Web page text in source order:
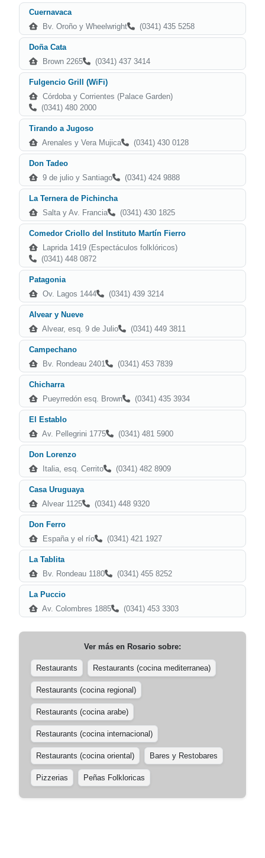
Cuernavaca
Bv. Oroño y Wheelwright
(0341) 435 5258
Doña Cata
Brown 2265
(0341) 437 3414
Fulgencio Grill (WiFi)
Córdoba y Corrientes (Palace Garden)
(0341) 480 2000
Tirando a Jugoso
Arenales y Vera Mujica
(0341) 430 0128
Don Tadeo
9 de julio y Santiago
(0341) 424 9888
La Ternera de Pichincha
Salta y Av. Francia
(0341) 430 1825
Comedor Criollo del Instituto Martín Fierro
Laprida 1419 (Espectáculos folklóricos)
(0341) 448 0872
Patagonia
Ov. Lagos 1444
(0341) 439 3214
Alvear y Nueve
Alvear, esq. 9 de Julio
(0341) 449 3811
Campechano
Bv. Rondeau 2401
(0341) 453 7839
Chicharra
Pueyrredón esq. Brown
(0341) 435 3934
El Establo
Av. Pellegrini 1775
(0341) 481 5900
Don Lorenzo
Italia, esq. Cerrito
(0341) 482 8909
Casa Uruguaya
Alvear 1125
(0341) 448 9320
Don Ferro
España y el río
(0341) 421 1927
La Tablita
Bv. Rondeau 1180
(0341) 455 8252
La Puccio
Av. Colombres 1885
(0341) 453 3303
Ver más en Rosario sobre:
Restaurants Restaurants (cocina mediterranea)
Restaurants (cocina regional)
Restaurants (cocina arabe)
Restaurants (cocina internacional)
Restaurants (cocina oriental) Bares y Restobares
Pizzerias Peñas Folkloricas